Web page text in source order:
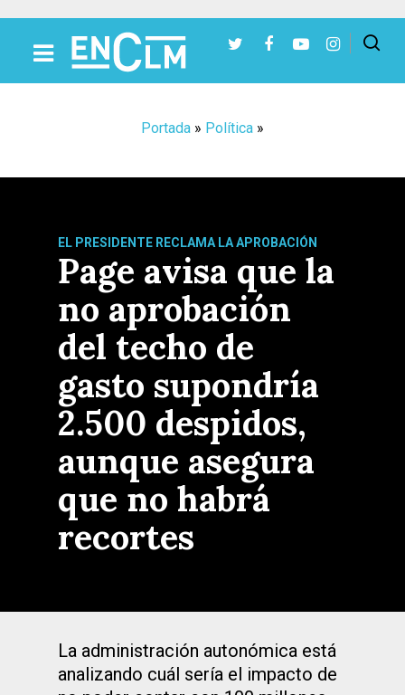
Portada » Política »
EL PRESIDENTE RECLAMA LA APROBACIÓN
Page avisa que la
no aprobación
del techo de
gasto supondría
2.500 despidos,
aunque asegura
que no habrá
recortes
La administración autonómica está
analizando cuál sería el impacto de